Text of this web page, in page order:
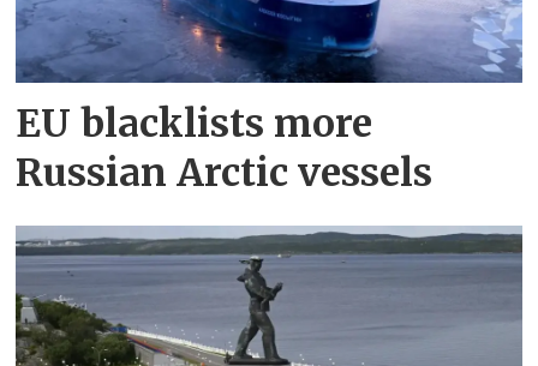
EU blacklists more
Russian Arctic vessels